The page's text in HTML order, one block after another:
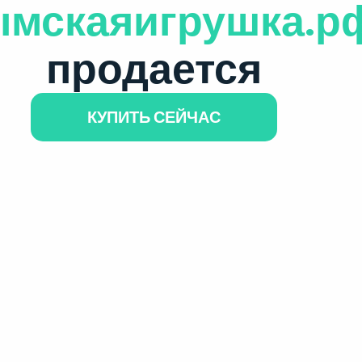
продается
КУПИТЬ СЕЙЧАС